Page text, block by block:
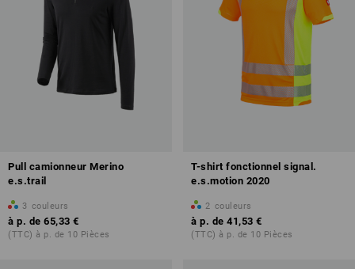
Pull camionneur Merino
e.s.trail
3 couleurs
à p. de 65,33 €
(TTC) à p. de 10 Pièces
T-shirt fonctionnel signal.
e.s.motion 2020
2 couleurs
à p. de 41,53 €
(TTC) à p. de 10 Pièces